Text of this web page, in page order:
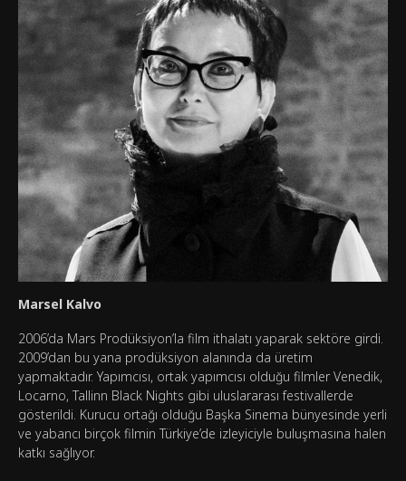
Marsel Kalvo
2006’da Mars Prodüksiyon’la film ithalatı yaparak sektöre girdi.
2009’dan bu yana prodüksiyon alanında da üretim
yapmaktadır. Yapımcısı, ortak yapımcısı olduğu filmler Venedik,
Locarno, Tallinn Black Nights gibi uluslararası festivallerde
gösterildi. Kurucu ortağı olduğu Başka Sinema bünyesinde yerli
ve yabancı birçok filmin Türkiye’de izleyiciyle buluşmasına halen
katkı sağlıyor.